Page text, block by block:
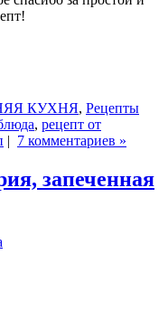
КУХНЯ, Рецепты
, рецепт от
| 7 комментариев »
запеченная